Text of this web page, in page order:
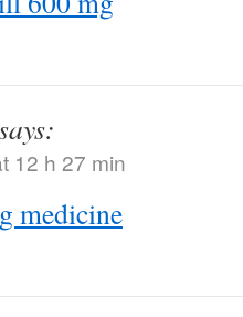
12 h 27 min
medicine